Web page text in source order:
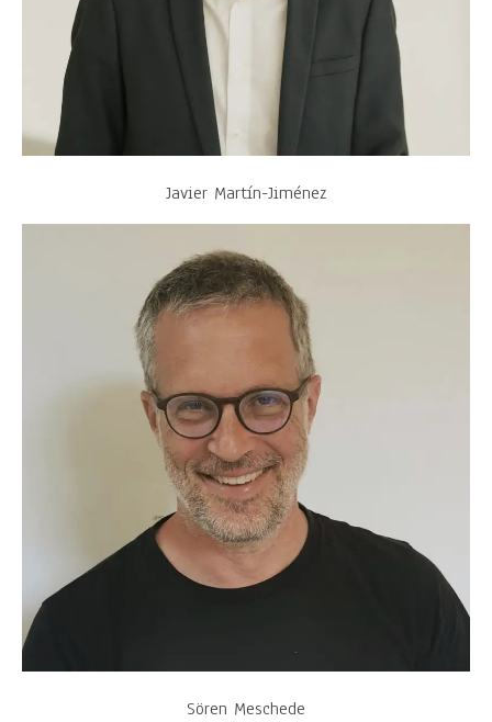
Javier Martín-Jiménez
Sören Meschede